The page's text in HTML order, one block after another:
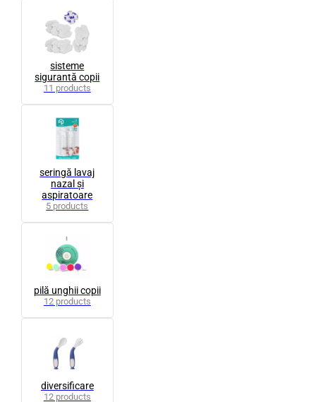
sisteme
sigurantă copii
11 products
seringă lavaj
nazal și
aspiratoare
5 products
pilă unghii copii
12 products
diversificare
12 products